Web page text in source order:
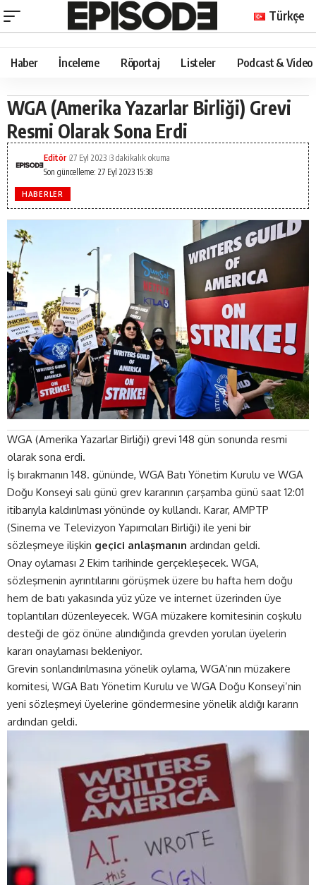
Türkçe
Haber İnceleme Röportaj Listeler Podcast & Video
WGA (Amerika Yazarlar Birliği) Grevi
Resmi Olarak Sona Erdi
Son güncelleme: 27 Eyl 2023 15:38
Editör 27 Eyl 2023 3 dakikalık okuma
HABERLER
WGA (Amerika Yazarlar Birliği) grevi 148 gün sonunda resmi
olarak sona erdi.
İş bırakmanın 148. gününde, WGA Batı Yönetim Kurulu ve WGA
Doğu Konseyi salı günü grev kararının çarşamba günü saat 12:01
itibarıyla kaldırılması yönünde oy kullandı. Karar, AMPTP
(Sinema ve Televizyon Yapımcıları Birliği) ile yeni bir
sözleşmeye ilişkin geçici anlaşmanın ardından geldi.
Onay oylaması 2 Ekim tarihinde gerçekleşecek. WGA,
sözleşmenin ayrıntılarını görüşmek üzere bu hafta hem doğu
hem de batı yakasında yüz yüze ve internet üzerinden üye
toplantıları düzenleyecek. WGA müzakere komitesinin coşkulu
desteği de göz önüne alındığında grevden yorulan üyelerin
kararı onaylaması bekleniyor.
Grevin sonlandırılmasına yönelik oylama, WGA’nın müzakere
komitesi, WGA Batı Yönetim Kurulu ve WGA Doğu Konseyi’nin
yeni sözleşmeyi üyelerine göndermesine yönelik aldığı kararın
ardından geldi.